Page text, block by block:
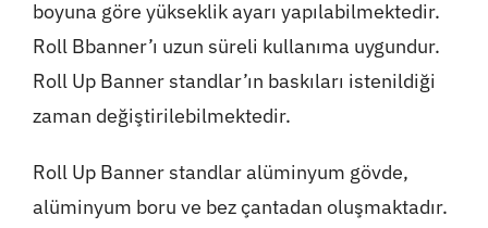
boyuna göre yükseklik ayarı yapılabilmektedir.
Roll Bbanner’ı uzun süreli kullanıma uygundur.
Roll Up Banner standlar’ın baskıları istenildiği
zaman değiştirilebilmektedir.
Roll Up Banner standlar alüminyum gövde,
alüminyum boru ve bez çantadan oluşmaktadır.